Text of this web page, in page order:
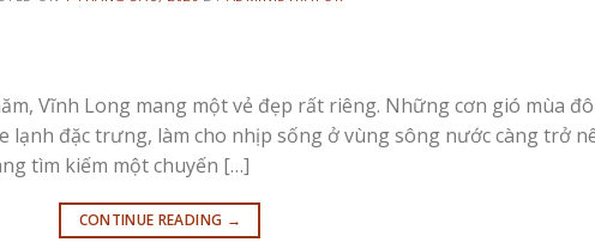
Vĩnh Long mang một vẻ đẹp rất riêng. Những cơn gió mùa
lạnh đặc trưng, làm cho nhịp sống ở vùng sông nước càng trở
tìm kiếm một chuyến […]
CONTINUE READING →